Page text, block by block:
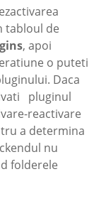
tabloul de
, apoi
o puteti
Daca
pluginul
reactivare
a determina
nu
folderele